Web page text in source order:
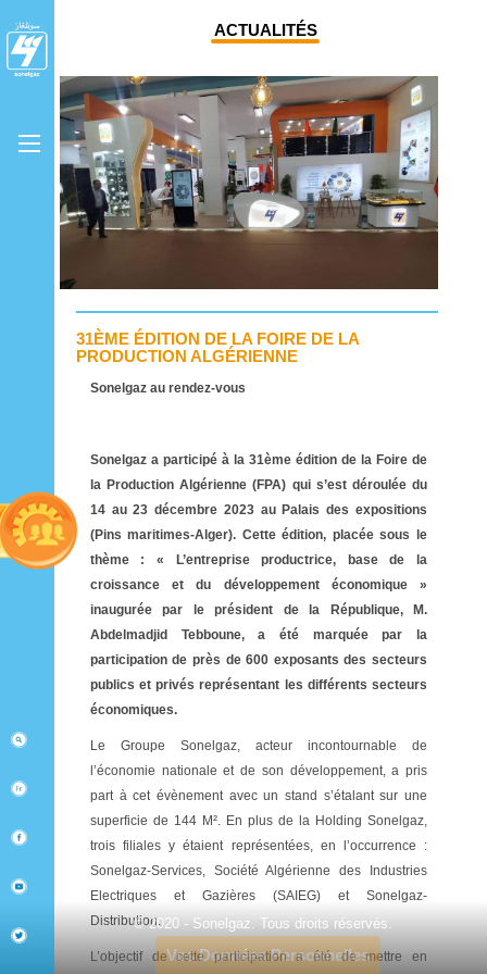
ACTUALITÉS
31ÈME ÉDITION DE LA FOIRE DE LA
PRODUCTION ALGÉRIENNE
Sonelgaz au rendez-vous
Sonelgaz a participé à la 31ème édition de la Foire de
la Production Algérienne (FPA) qui s’est déroulée du
14 au 23 décembre 2023 au Palais des expositions
(Pins maritimes-Alger). Cette édition, placée sous le
thème : « L’entreprise productrice, base de la
croissance et du développement économique »
inaugurée par le président de la République, M.
Abdelmadjid Tebboune, a été marquée par la
participation de près de 600 exposants des secteurs
publics et privés représentant les différents secteurs
économiques.
Le Groupe Sonelgaz, acteur incontournable de
l’économie nationale et de son développement, a pris
part à cet évènement avec un stand s’étalant sur une
superficie de 144 M². En plus de la Holding Sonelgaz,
trois filiales y étaient représentées, en l’occurrence :
Sonelgaz-Services, Société Algérienne des Industries
Electriques et Gazières (SAIEG) et Sonelgaz-
Distribution.
L’objectif de cette participation a été de mettre en
© 2020 - Sonelgaz. Tous droits réservés.
Vos Données Personnelles